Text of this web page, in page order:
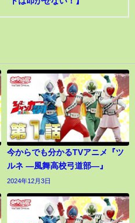
今からでも分かるTVアニメ『ツ
ルネ ―風舞高校弓道部―』
2024年12月3日